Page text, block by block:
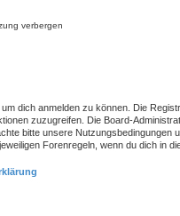
verbergen
dich anmelden zu können. Die
zuzugreifen. Die Board-
bitte unsere Nutzungsbedingungen
Forenregeln, wenn du dich in